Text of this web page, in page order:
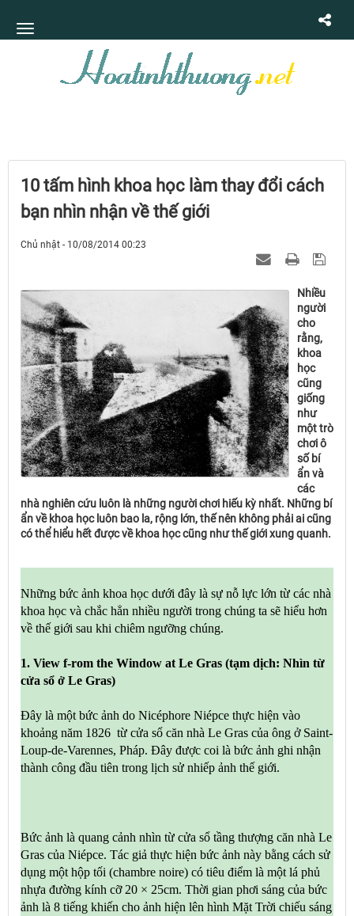
10 tấm hình khoa học làm thay đổi cách
bạn nhìn nhận về thế giới
Chủ nhật - 10/08/2014 00:23
Nhiều
người
cho
rằng,
khoa
học
cũng
giống
như
một trò
chơi ô
số bí
ẩn và
các
nhà nghiên cứu luôn là những người chơi hiếu kỳ nhất. Những bí
ẩn về khoa học luôn bao la, rộng lớn, thế nên không phải ai cũng
có thể hiểu hết được về khoa học cũng như thế giới xung quanh.
Những bức ảnh khoa học dưới đây là sự nỗ lực lớn từ các nhà
khoa học và chắc hẳn nhiều người trong chúng ta sẽ hiểu hơn
về thế giới sau khi chiêm ngưỡng chúng.
1. View f-rom the Window at Le Gras (tạm dịch: Nhìn từ
cửa sổ ở Le Gras)
Đây là một bức ảnh do Nicéphore Niépce thực hiện vào
khoảng năm 1826 từ cửa sổ căn nhà Le Gras của ông ở Saint-
Loup-de-Varennes, Pháp. Đây được coi là bức ảnh ghi nhận
thành công đầu tiên trong lịch sử nhiếp ảnh thế giới.
Bức ảnh là quang cảnh nhìn từ cửa sổ tầng thượng căn nhà Le
Gras của Niépce. Tác giả thực hiện bức ảnh này bằng cách sử
dụng một hộp tối (chambre noire) có tiêu điểm là một lá phủ
nhựa đường kính cỡ 20 × 25cm. Thời gian phơi sáng của bức
ảnh là 8 tiếng khiến cho ảnh hiện lên hình Mặt Trời chiếu sáng